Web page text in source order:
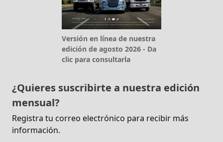
Versión en línea de nuestra
edición de agosto 2026 - Da
clic para consultarla
¿Quieres suscribirte a nuestra edición
mensual?
Registra tu correo electrónico para recibir más
información.